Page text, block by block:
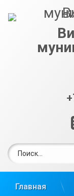
Главная